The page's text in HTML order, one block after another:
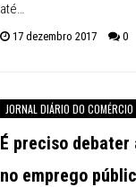
até…
17 dezembro 2017 0
JORNAL DIÁRIO DO COMÉRCIO
É preciso
no emprego